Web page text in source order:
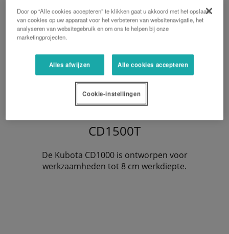
CD1500T
De Kubota CD1000 is ontworpen voor
werkzaamheden tot 8 cm werkdiepte.
Door op “Alle cookies accepteren” te klikken gaat u akkoord met het opslaan
van cookies op uw apparaat voor het verbeteren van websitenavigatie, het
analyseren van websitegebruik en om ons te helpen bij onze
marketingprojecten.
Alles afwijzen Alle cookies accepteren
Cookie-instellingen